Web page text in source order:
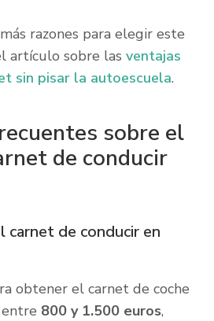
razones para elegir este
artículo sobre lasventajas
sin pisar la autoescuela.
sobre el
de conducir
carnet de conducir en
obtener el carnet de coche
800 y 1.500 euros,